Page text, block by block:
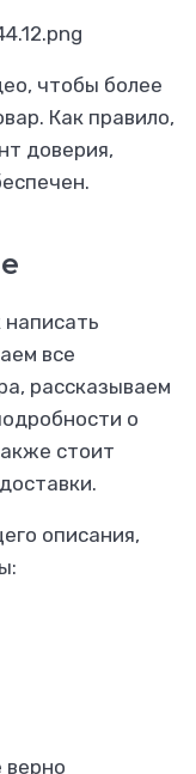
чтобы более
Как правило,
доверия,
все
рассказываем
о
стоит
описания,